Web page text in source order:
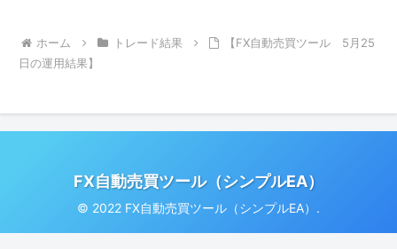
ホーム トレード結果
【FX自動売買ツール 5月25
日の運用結果】
FX自動売買ツール（シンプルEA）
© 2022 FX自動売買ツール（シンプルEA）.